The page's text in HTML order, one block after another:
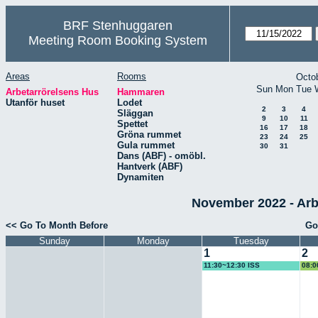
BRF Stenhuggaren
Meeting Room Booking System
Areas
Arbetarrörelsens Hus
Utanför huset
Rooms
Hammaren
Lodet
Släggan
Spettet
Gröna rummet
Gula rummet
Dans (ABF) - omöbl.
Hantverk (ABF)
Dynamiten
Sun Mon Tue
2 3
4
9
10
11
16
17
18
23
24
25
30
31
November 2022 -
<< Go To Month Before
Sunday
Monday Tuesday
1
11:30~12:30 ISS
2